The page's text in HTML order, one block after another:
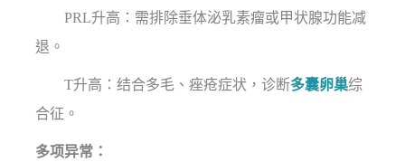
PRL升高：需排除垂体泌乳素瘤或甲状腺功能减
退。
T升高：结合多毛、痤疮症状，诊断多囊卵巢综
合征。
多项异常：